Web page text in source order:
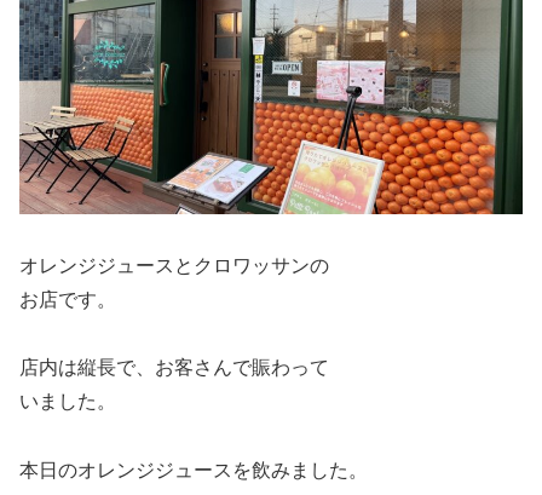
オレンジジュースとクロワッサンの
お店です。
店内は縦長で、お客さんで賑わって
いました。
本日のオレンジジュースを飲みました。